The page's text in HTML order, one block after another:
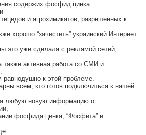
содержих фосфид цинка
”
и агрохимикатов, разрешенных к
хорошо “зачистить” украинский Интернет
это уже сделала с рекламой сетей,
также активная работа со СМИ и
равнодушно к этой проблеме.
всем, кто готов подключиться к нашей
любую новую информацию о
фосфида цинка, “Фосфита” и